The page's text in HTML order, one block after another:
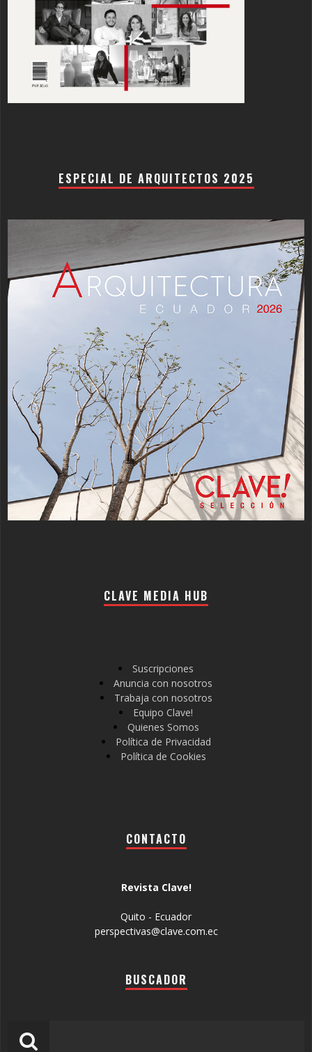
ESPECIAL DE ARQUITECTOS 2025
CLAVE MEDIA HUB
Suscripciones
Anuncia con nosotros
Trabaja con nosotros
Equipo Clave!
Quienes Somos
Política de Privacidad
Política de Cookies
CONTACTO
Revista Clave!
Quito - Ecuador
perspectivas@clave.com.ec
BUSCADOR